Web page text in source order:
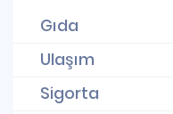
Gıda
Ulaşım
Sigorta